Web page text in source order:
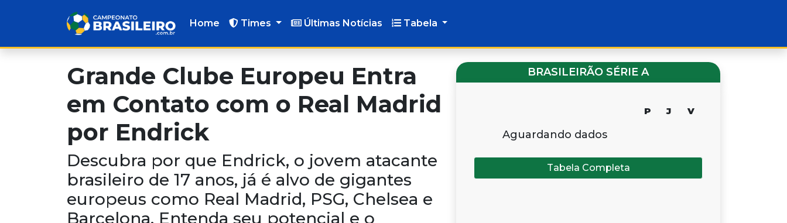
Home Times Últimas Notícias Tabela
Grande Clube Europeu Entra
em Contato com o Real Madrid
por Endrick
Descubra por que Endrick, o jovem atacante
brasileiro de 17 anos, já é alvo de gigantes
europeus como Real Madrid, PSG, Chelsea e
Barcelona. Entenda seu potencial e o
BRASILEIRÃO SÉRIE A
P J V
Aguardando dados
Tabela Completa